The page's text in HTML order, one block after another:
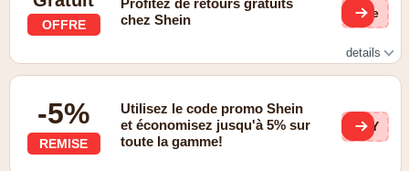
OFFRE
Profitez de retours gratuits
chez Shein
(ge
details
-5%
REMISE
Utilisez le code promo Shein
et économisez jusqu'à 5% sur
toute la gamme!
WAY